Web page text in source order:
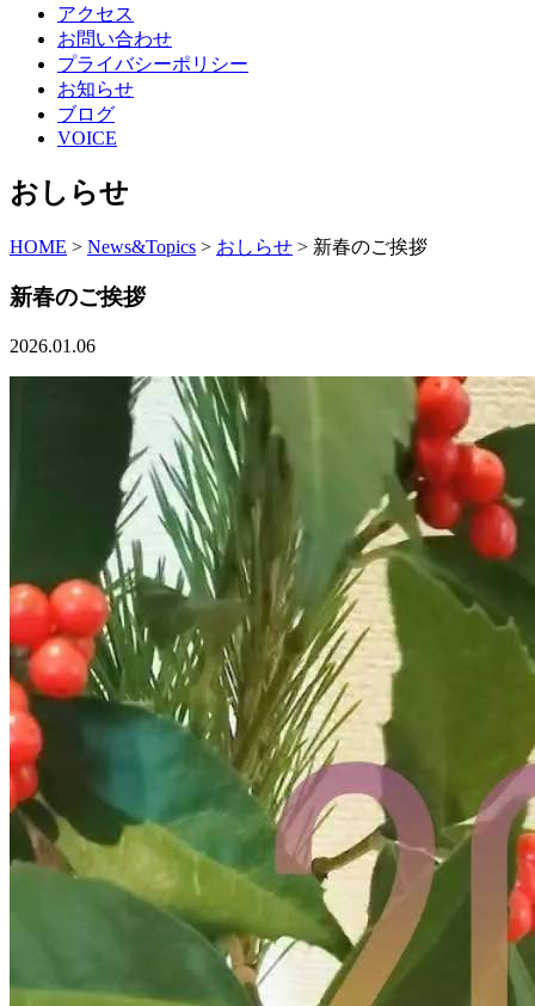
アクセス
お問い合わせ
プライバシーポリシー
お知らせ
ブログ
VOICE
おしらせ
HOME > News&Topics > おしらせ > 新春のご挨拶
新春のご挨拶
2026.01.06